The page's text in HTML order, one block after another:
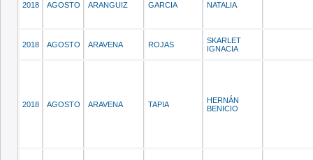
2018 AGOSTO ARANGUIZ GARCIA NATALIA
2018 AGOSTO ARAVENA ROJAS
SKARLET
IGNACIA
2018 AGOSTO ARAVENA TAPIA
HERNÁN
BENICIO